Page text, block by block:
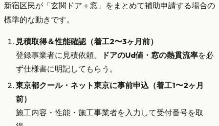
新宿区民が「玄関ドア＋窓」をまとめて補助申請する場合の
標準的な動きです。
見積取得＆性能確認（着工2〜3ヶ月前）
登録事業者に見積依頼。
ドアのUd値・窓の熱貫流率を必
ず仕様書に明記してもらう。
東京都クール・ネット東京に事前申込（着工1〜2ヶ月
前）
施工内容・性能・施工事業者を入力して受付番号を取